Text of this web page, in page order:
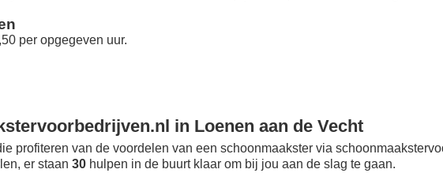
per opgegeven uur.
in Loenen aan de Vecht
profiteren van de voordelen van een schoonmaakster via
er staan 30 hulpen in de buurt klaar om bij jou aan de slag te gaan.